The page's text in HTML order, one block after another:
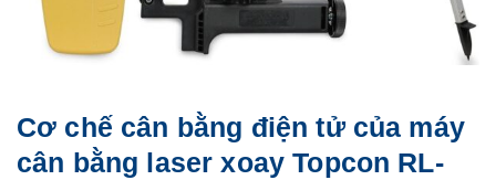
Cơ chế cân bằng điện tử của máy
cân bằng laser xoay Topcon RL-